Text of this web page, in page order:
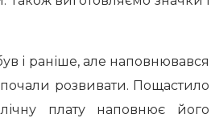
і раніше, але наповнювався
почали розвивати. Пощастило
плату наповнює його